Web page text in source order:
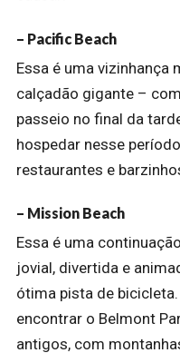
– Pacific Beach
Essa é uma
calçadão gigante –
passeio no final da
hospedar nesse
restaurantes e
– Mission Beach
Essa é uma
jovial, divertida e
ótima pista de
encontrar o Belmont
antigos, com